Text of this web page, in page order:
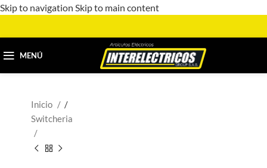
Skip to navigation Skip to main content
MENÚ
Inicio
/
Switcheria